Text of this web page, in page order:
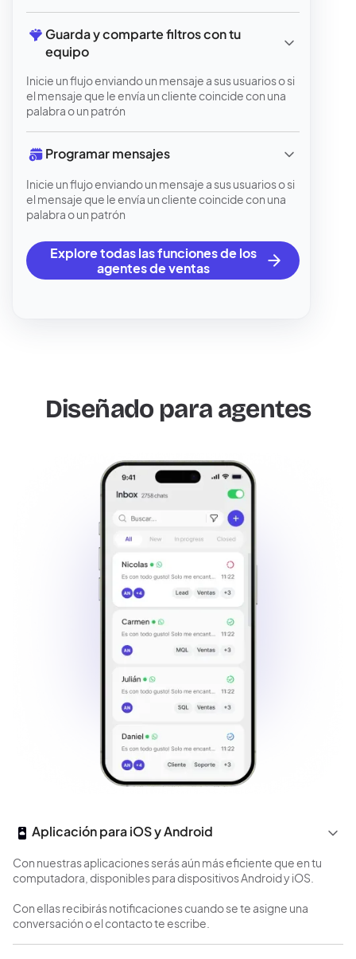
Guarda y comparte filtros con tu
equipo
Inicie un flujo enviando un mensaje a sus usuarios o si
el mensaje que le envía un cliente coincide con una
palabra o un patrón
Programar mensajes
Inicie un flujo enviando un mensaje a sus usuarios o si
el mensaje que le envía un cliente coincide con una
palabra o un patrón
Explore todas las funciones de los
agentes de ventas
Diseñado para agentes
Aplicación para iOS y Android
Con nuestras aplicaciones serás aún más eficiente que en tu
computadora, disponibles para dispositivos Android y iOS.
Con ellas recibirás notificaciones cuando se te asigne una
conversación o el contacto te escribe.